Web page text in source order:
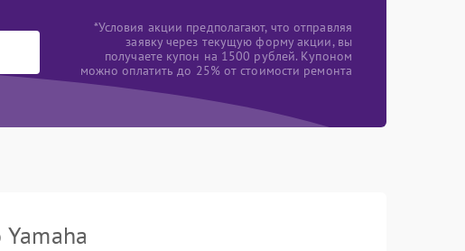
*Условия акции предполагают, что отправляя
заявку через текущую форму акции, вы
получаете купон на 1500 рублей. Купоном
можно оплатить до 25% от стоимости ремонта